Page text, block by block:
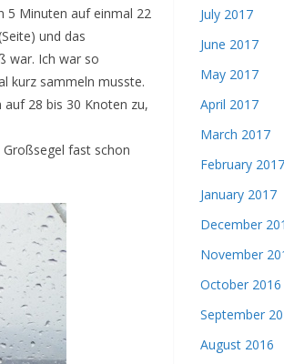
5 Minuten auf einmal 22
und das
war. Ich war so
kurz sammeln musste.
28 bis 30 Knoten zu,
fast schon
July 2017
June 2017
May 2017
April 2017
March 2017
February 2017
January 2017
December
November
October 2016
September
August 2016